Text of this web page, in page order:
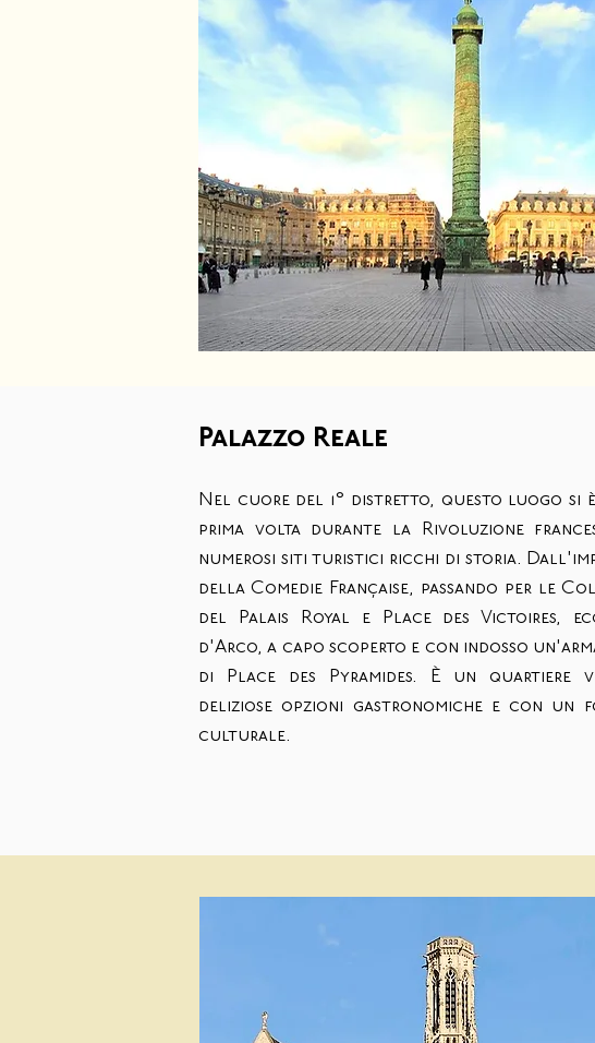
Palazzo Reale
Nel cuore del 1° distretto, questo luogo si
prima volta durante la Rivoluzione
numerosi siti turistici ricchi di storia.
della Comedie Française, passando per le
del Palais Royal e Place des Victoires,
d'Arco, a capo scoperto e con indosso
di Place des Pyramides. È un quartiere
deliziose opzioni gastronomiche e con un
culturale.